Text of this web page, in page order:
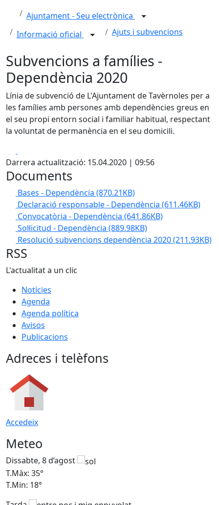
Ajuntament - Seu electrònica
Informació oficial
Ajuts i subvencions
Subvencions a famílies -
Dependència 2020
Línia de subvenció de L'Ajuntament de Tavèrnoles per a
les famílies amb persones amb dependències greus en
el seu propi entorn social i familiar habitual, respectant
la voluntat de permanència en el seu domicili.
Darrera actualització: 15.04.2020 | 09:56
Documents
Bases - Dependència (870.21KB)
Declaració responsable - Dependència (611.46KB)
Convocatòria - Dependència (641.86KB)
Sol·licitud - Dependència (889.98KB)
Resolució subvencions dependència 2020(211.93KB)
RSS
L'actualitat a un clic
Notícies
Agenda
Agenda política
Avisos
Publicacions
Adreces i telèfons
Accedeix
Meteo
Dissabte, 8 d’agost
T.Màx: 35°
T.Min: 18°